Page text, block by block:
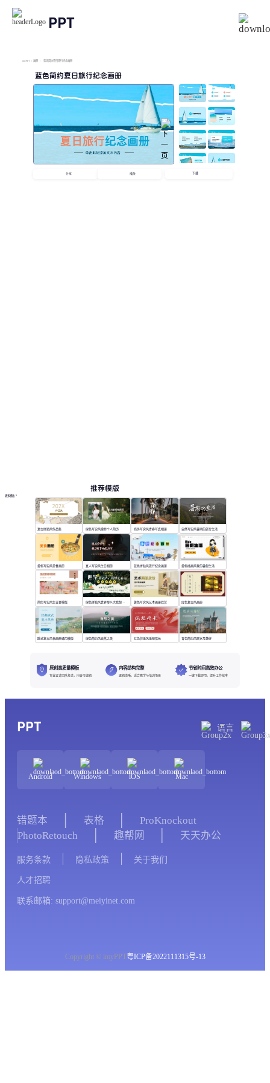
PPT
imyPPT / 画册 / 蓝色简约夏日旅行纪念画册
蓝色简约夏日旅行纪念画册
分享 播放 下载
推荐模版
更多模板
复古拼贴风作品集 绿色写实风模特个人简历 商务写实风青春写真相册 自然写实风暑期的旅行生活
黄色写实风美食画册 真人写实风生日相册 蓝色拼贴风旅行纪念画册 黄色插画风我的暑假生活
简约写实风生日宴模版 黄色写实风艺术画册欣赏 红色复古风画册
欧式复古风格画册通用模版 绿色简约风自然之美 红色剪纸风纸短情长 青色简约风愿岁月静好
原创高质量模板
专业设计团队打造，内容可编辑
内容结构完整
逻辑清晰，适合教学与培训场景
节省时间高效办公
一键下载即用，提升工作效率
PPT 语言
Android Windows iOS Mac
错题本 表格
ProKnockout
PhotoRetouch
趣帮网 天天办公
服务条款 隐私政策 关于我们
人才招聘
联系邮箱: support@meiyinet.com
Copyright © imyPPT粤ICP备2022111315号-13